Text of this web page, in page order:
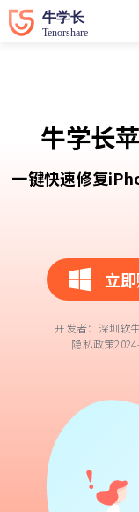
牛学长
一键快速修复
立
开发者：深圳软
隐私政策